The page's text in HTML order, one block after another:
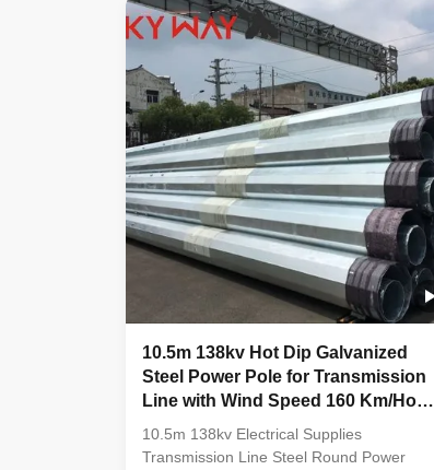
stamp and signature must be provided
before unload the material in our factory
,otherwise we have our reason to refuse
the material . Before put into production
,all the material must pass the chemical
and physical analysis to make sure
10.5m 138kv Hot Dip Galvanized
Steel Power Pole for Transmission
Line with Wind Speed 160 Km/Hour
and Earthquake Resistant Design
10.5m 138kv Electrical Supplies
Transmission Line Steel Round Power